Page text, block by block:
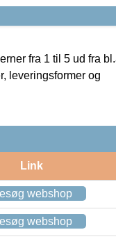
fra 1 til 5 ud fra
leveringsformer og
Link
webshop
webshop